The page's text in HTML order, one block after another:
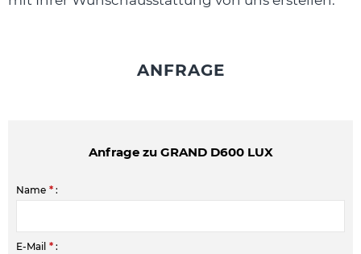
ANFRAGE
Anfrage zu GRAND D600 LUX
Name * :
E-Mail * :